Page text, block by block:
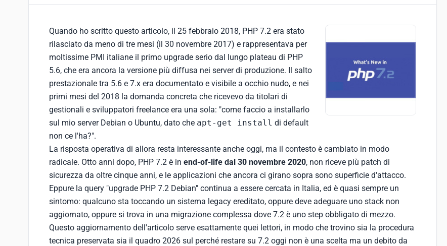
Quando ho scritto questo articolo, il 25 febbraio 2018, PHP 7.2 era stato
rilasciato da meno di tre mesi (il 30 novembre 2017) e rappresentava per
moltissime PMI italiane il primo upgrade serio dal lungo plateau di PHP
5.6, che era ancora la versione più diffusa nei server di produzione. Il salto
prestazionale tra 5.6 e 7.x era documentato e visibile a occhio nudo, e nei
primi mesi del 2018 la domanda concreta che ricevevo da titolari di
gestionali e sviluppatori freelance era una sola: "come faccio a installarlo
sul mio server Debian o Ubuntu, dato che apt-get install di default
non ce l'ha?".
La risposta operativa di allora resta interessante anche oggi, ma il contesto è cambiato in modo
radicale. Otto anni dopo, PHP 7.2 è in end-of-life dal 30 novembre 2020, non riceve più patch di
sicurezza da oltre cinque anni, e le applicazioni che ancora ci girano sopra sono superficie d'attacco.
Eppure la query "upgrade PHP 7.2 Debian" continua a essere cercata in Italia, ed è quasi sempre un
sintomo: qualcuno sta toccando un sistema legacy ereditato, oppure deve adeguare uno stack non
aggiornato, oppure si trova in una migrazione complessa dove 7.2 è uno step obbligato di mezzo.
Questo aggiornamento dell'articolo serve esattamente quei lettori, in modo che trovino sia la procedura
tecnica preservata sia il quadro 2026 sul perché restare su 7.2 oggi non è una scelta ma un debito da